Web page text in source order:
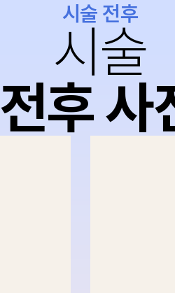
시술 전후
시술
전후 사